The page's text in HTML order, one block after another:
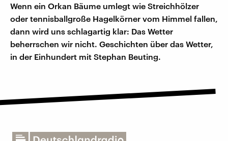
Wenn ein Orkan Bäume umlegt wie Streichhölzer
oder tennisballgroße Hagelkörner vom Himmel fallen,
dann wird uns schlagartig klar: Das Wetter
beherrschen wir nicht. Geschichten über das Wetter,
in der Einhundert mit Stephan Beuting.